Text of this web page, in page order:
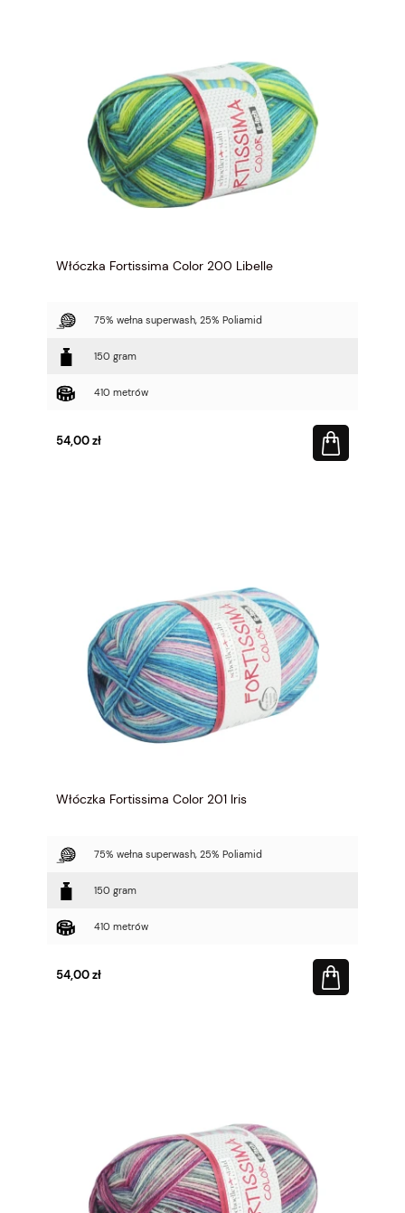
Włóczka Fortissima Color 200 Libelle
75% wełna superwash, 25% Poliamid
150 gram
410 metrów
54,00 zł
Włóczka Fortissima Color 201 Iris
75% wełna superwash, 25% Poliamid
150 gram
410 metrów
54,00 zł